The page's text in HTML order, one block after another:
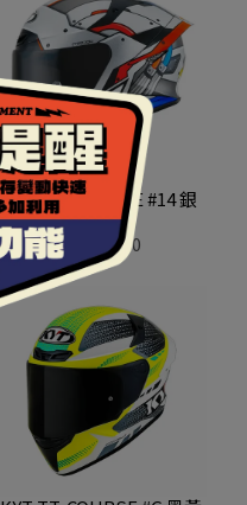
KYT TT-COURSE #14 銀
NT$2,980